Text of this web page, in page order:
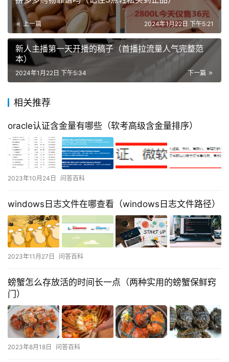
上一篇 2024年1月22日 下午5:21
新人主播第一天开播的稿子（首播拉流量人气完整范
本）
下一篇
2024年1月22日 下午5:34
相关推荐
oracle认证含金量有哪些（软考高级含金量排序）
2023年10月24日 问答百科
windows日志文件在哪查看（windows日志文件路径）
2023年11月27日 问答百科
螃蟹怎么存放活的时间长一点（两种实用的螃蟹保鲜窍
门）
2023年8月18日 问答百科